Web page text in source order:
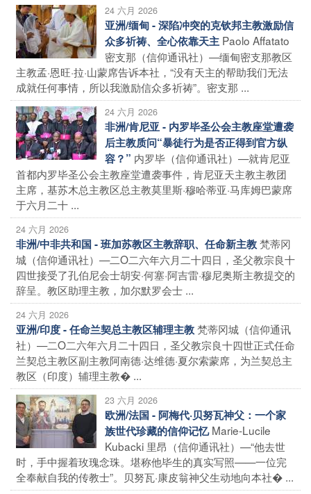
24 六月 2026
亚洲/缅甸 - 深陷冲突的克钦邦主教激励信
众多祈祷、全心依靠天主 Paolo Affatato
密支那（信仰通讯社）—缅甸密支那教区
主教孟·恩旺·拉·山蒙席告诉本社，“没有天主的帮助我们无法
成就任何事情，所以我激励信众多祈祷”。密支那 ...
24 六月 2026
非洲/肯尼亚 - 内罗毕圣公会主教座堂遭袭
后主教质问“暴徒行为是否正得到官方纵
容？” 内罗毕（信仰通讯社）—就肯尼亚
首都内罗毕圣公会主教座堂遭袭事件，肯尼亚天主教主教团
主席，基苏木总主教区总主教莫里斯·穆哈蒂亚·马库姆巴蒙席
于六月二十 ...
24 六月 2026
非洲/中非共和国 - 班加苏教区主教辞职、任命新主教梵蒂冈
城（信仰通讯社）—二O二六年六月二十四日，圣父教宗良十
四世接受了孔伯尼会士胡安·何塞·阿吉雷·穆尼奥斯主教提交的
辞呈。教区助理主教，加尔默罗会士 ...
24 六月 2026
亚洲/印度 - 任命兰契总主教区辅理主教梵蒂冈城（信仰通讯
社）—二O二六年六月二十四日，圣父教宗良十四世正式任命
兰契总主教区副主教阿南德·达维德·夏尔索蒙席，为兰契总主
教区（印度）辅理主教� ...
23 六月 2026
欧洲/法国 - 阿梅代·贝努瓦神父：一个家
族世代珍藏的信仰记忆 Marie-Lucile
Kubacki 里昂（信仰通讯社）—“他去世
时，手中握着玫瑰念珠。堪称他毕生的真实写照——一位完
全奉献自我的传教士”。贝努瓦·康皮翁神父生动地向本社� ...